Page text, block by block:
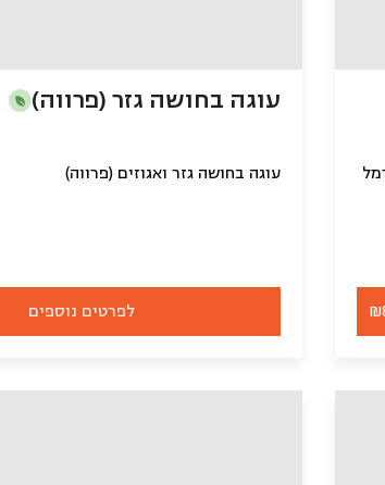
עוגה בחושה גזר (פרווה)
עוגה בחושה גזר ואגוזים (פרווה)
לפרטים נוספים